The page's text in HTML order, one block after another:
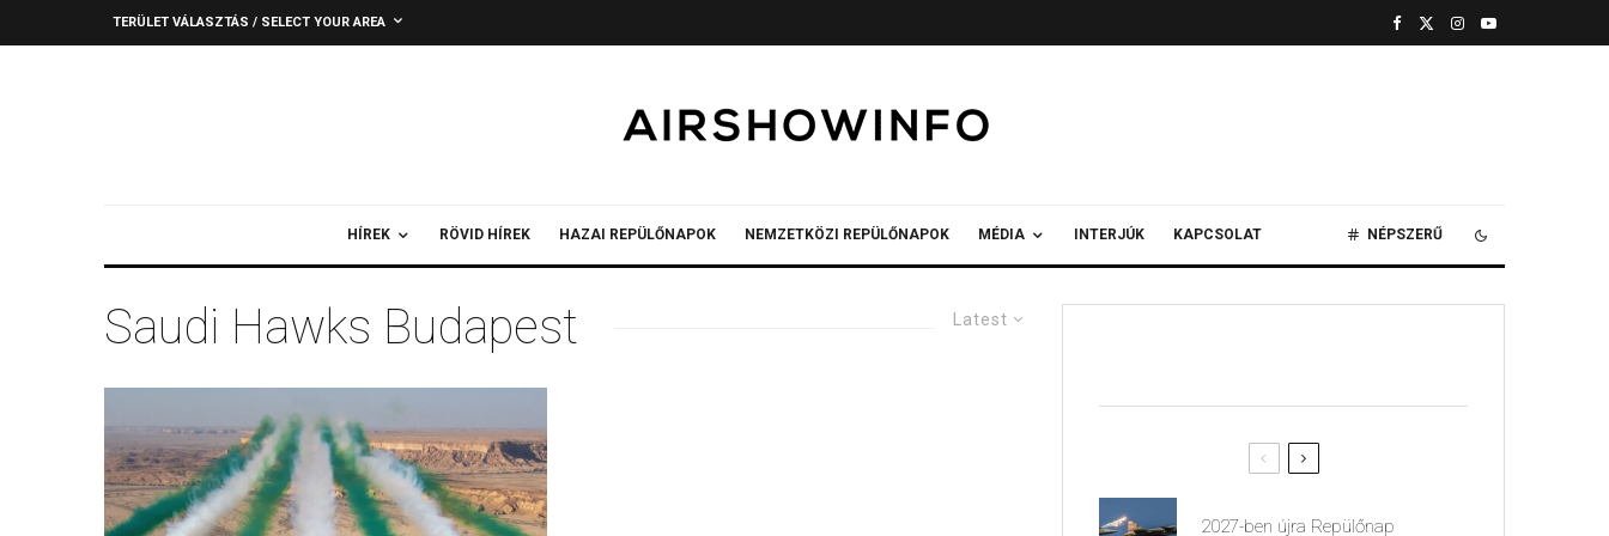
TERÜLET VÁLASZTÁS / SELECT YOUR AREA
HÍREK RÖVID HÍREK HAZAI REPÜLŐNAPOK NEMZETKÖZI REPÜLŐNAPOK MÉDIA INTERJÚK KAPCSOLAT NÉPSZERŰ
Latest
Saudi Hawks Budapest
2027-ben újra Repülőnap